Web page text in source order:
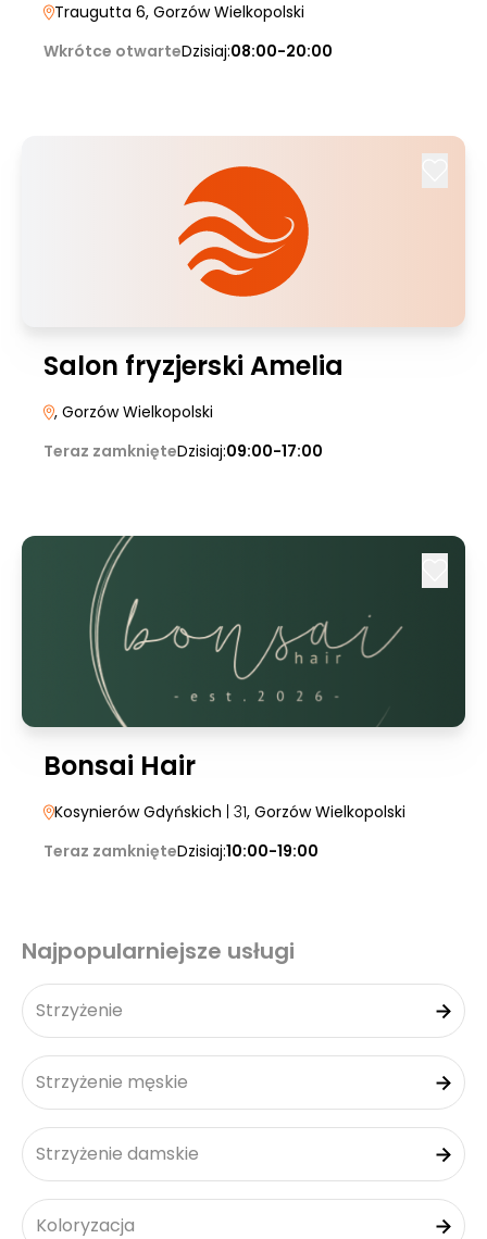
Traugutta 6, Gorzów Wielkopolski
Wkrótce otwarteDzisiaj:08:00-20:00
Salon fryzjerski Amelia
, Gorzów Wielkopolski
Teraz zamknięteDzisiaj:09:00-17:00
Bonsai Hair
Kosynierów Gdyńskich | 31, Gorzów Wielkopolski
Teraz zamknięteDzisiaj:10:00-19:00
Najpopularniejsze usługi
Strzyżenie
Strzyżenie męskie
Strzyżenie damskie
Koloryzacja